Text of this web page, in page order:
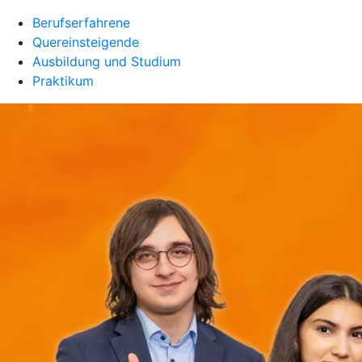
Berufserfahrene
Quereinsteigende
Ausbildung und Studium
Praktikum